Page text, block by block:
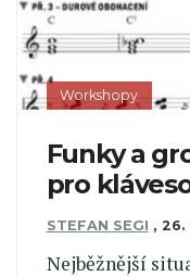
Workshopy
Funky a
pro
STEFAN SEGI , 26.
Nejběžnější